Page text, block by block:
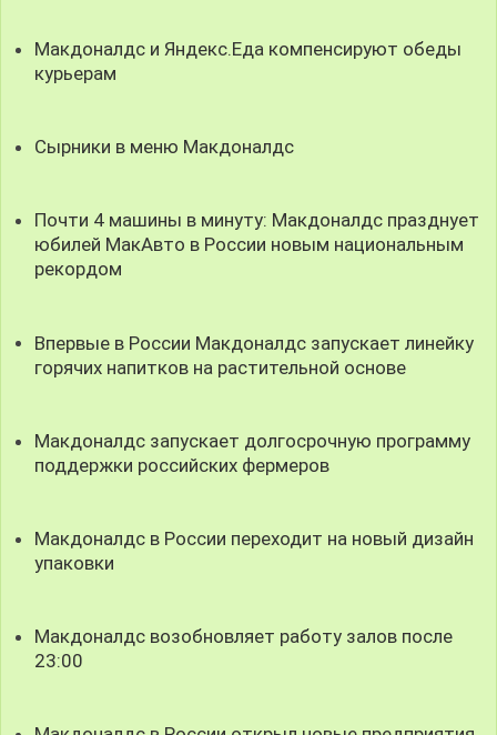
Макдоналдс и Яндекс.Еда компенсируют обеды
курьерам
Сырники в меню Макдоналдс
Почти 4 машины в минуту: Макдоналдс празднует
юбилей МакАвто в России новым национальным
рекордом
Впервые в России Макдоналдс запускает линейку
горячих напитков на растительной основе
Макдоналдс запускает долгосрочную программу
поддержки российских фермеров
Макдоналдс в России переходит на новый дизайн
упаковки
Макдоналдс возобновляет работу залов после
23:00